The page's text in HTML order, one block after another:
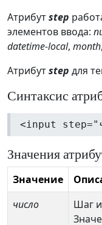
Атрибутstep
элементов ввода:
datetime-local, month,
Атрибутstep для
Синтаксис
<input step="
Значения
Значение
число
Шаг